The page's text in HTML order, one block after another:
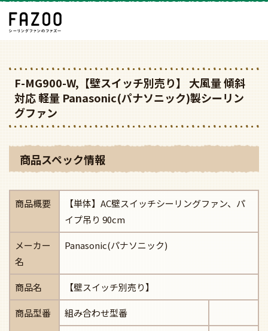
F-MG900-W,【壁スイッチ別売り】 大風量 傾斜
対応 軽量 Panasonic(パナソニック)製シーリン
グファン
商品スペック情報
商品概要
【単体】AC壁スイッチシーリングファン、パ
イプ吊り 90cm
メーカー
名
Panasonic(パナソニック)
商品名 【壁スイッチ別売り】
商品型番 組み合わせ型番